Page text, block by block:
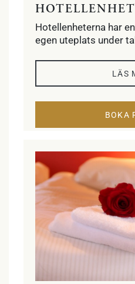
HOTELLENHET
Hotellenheterna har
egen uteplats under
hårtork. Sovrum med
alternativt
med fyra
vattenkokare och
med två enkelsängar.
anläggningen.
LÄS
BOKA